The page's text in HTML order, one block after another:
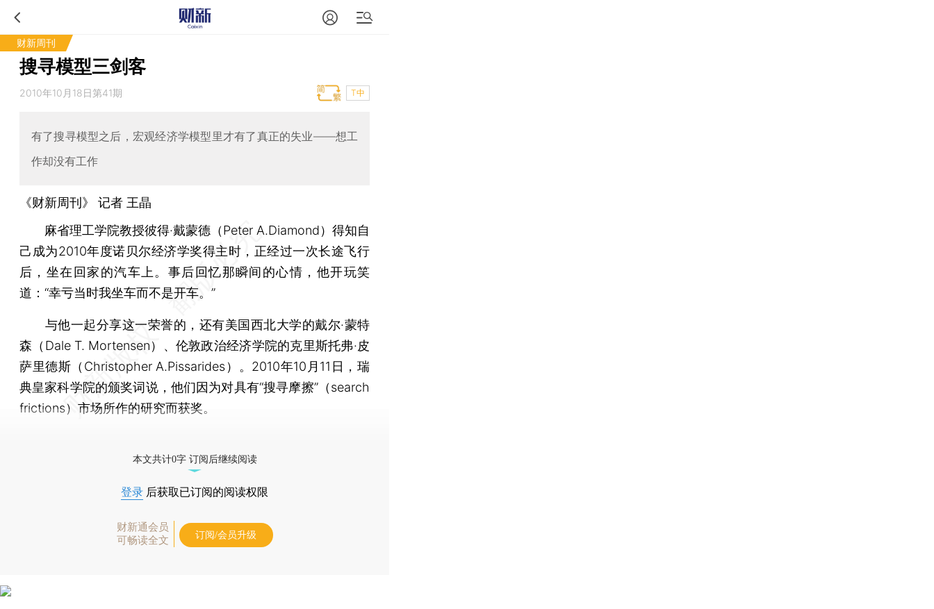
财新周刊
搜寻模型三剑客
2010年10月18日第41期 T中
有了搜寻模型之后，宏观经济学模型里才有了真正的失业——想工
作却没有工作
《财新周刊》 记者 王晶
麻省理工学院教授彼得·戴蒙德（Peter A.Diamond）得知自
己成为2010年度诺贝尔经济学奖得主时，正经过一次长途飞行
后，坐在回家的汽车上。事后回忆那瞬间的心情，他开玩笑
道：“幸亏当时我坐车而不是开车。”
与他一起分享这一荣誉的，还有美国西北大学的戴尔·蒙特
森（Dale T. Mortensen）、伦敦政治经济学院的克里斯托弗·皮
萨里德斯（Christopher A.Pissarides）。2010年10月11日，瑞
典皇家科学院的颁奖词说，他们因为对具有“搜寻摩擦”（search
frictions）市场所作的研究而获奖。
本文共计0字 订阅后继续阅读
登录 后获取已订阅的阅读权限
财新通会员
可畅读全文
订阅/会员升级